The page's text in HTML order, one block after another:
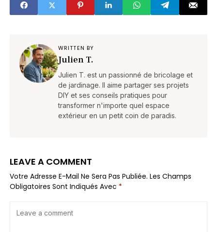
WRITTEN BY
Julien T.
Julien T. est un passionné de bricolage et
de jardinage. Il aime partager ses projets
DIY et ses conseils pratiques pour
transformer n'importe quel espace
extérieur en un petit coin de paradis.
LEAVE A COMMENT
Votre Adresse E-Mail Ne Sera Pas Publiée. Les Champs
Obligatoires Sont Indiqués Avec *